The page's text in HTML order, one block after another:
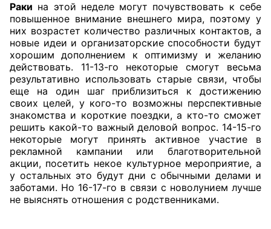
Раки на этой неделе могут почувствовать к себе
повышенное внимание внешнего мира, поэтому у
них возрастет количество различных контактов, а
новые идеи и организаторские способности будут
хорошим дополнением к оптимизму и желанию
действовать. 11-13-го некоторые смогут весьма
результативно использовать старые связи, чтобы
еще на один шаг приблизиться к достижению
своих целей, у кого-то возможны перспективные
знакомства и короткие поездки, а кто-то сможет
решить какой-то важный деловой вопрос. 14-15-го
некоторые могут принять активное участие в
рекламной кампании или благотворительной
акции, посетить некое культурное мероприятие, а
у остальных это будут дни с обычными делами и
заботами. Но 16-17-го в связи с новолунием лучше
не выяснять отношения с родственниками.